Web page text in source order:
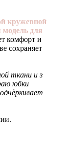
кружевной
модель для
комфорт и
сохраняет
ткани и з
юбки